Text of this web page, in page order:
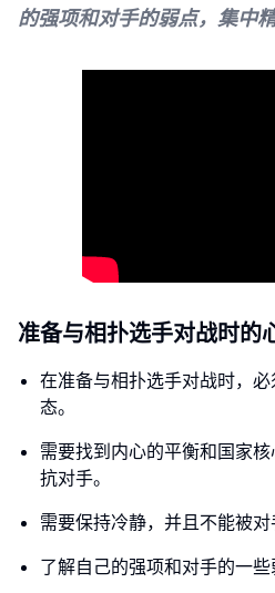
的强项和对手的弱点，集中
准备与相扑选手对战时的
在准备与相扑选手对战时，
态。
需要找到内心的平衡和国家
抗对手。
需要保持冷静，并且不能被对
了解自己的强项和对手的一些